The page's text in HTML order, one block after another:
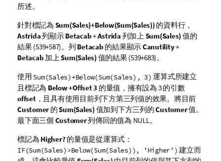
所述。
針對標記為 Sum(Sales)+Below(Sum(Sales)) 的資料行，
Astrida列顯示Betacab+Astrida 列加上 Sum(Sales) 值的
結果 (539+587)。列 Betacab 的結果顯示Canutility+
Betacab 加上Sum(Sales) 值的結果 (539+683)。
使用 Sum(Sales)+Below(Sum(Sales), 3) 運算式所建立
且標記為 Below +Offset 3 的量值，擁有設為 3的引數
offset，且具有使用目前列下方第三列值的效果。將目前
Customer 的Sum(Sales) 值加到下方三列的Customer值。
最下面三個 Customer列傳回的值為 NULL。
標記為 Higher?的量值是從運算式：
IF(Sum(Sales)>Below(Sum(Sales)), 'Higher') 建立而